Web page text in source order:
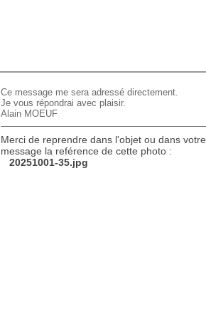
Ce message me sera adressé directement.
Je vous répondrai avec plaisir.
Alain MOEUF
Merci de reprendre dans l'objet ou dans votre
message la reférence de cette photo :
20251001-35.jpg